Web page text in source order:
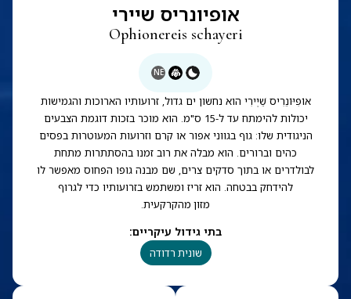
אופיונריס שיירי
Ophionereis schayeri
NE
אוֹפִיּוֹנֵרִיס שֵׁיְירִי הוא נחשון ים גדול, זרועותיו הארוכות והגמישות
יכולות להימתח עד ל-15 ס"מ. הוא מוכר בזכות דוגמת הצבעים
הניגודית שלו: גוף בגווני אפור או קרם וזרועות המעוטרות בפסים
כהים וברורים. הוא מבלה את רוב זמנו בהסתתרות מתחת
לבולדרים או בתוך סדקים צרים, שם מבנה גופו הפחוס מאפשר לו
להידחק בבטחה. הוא זריז ומשתמש בזרועותיו כדי לגרוף
מזון מהקרקעית.
בתי גידול עיקריים:
שונית רדודה